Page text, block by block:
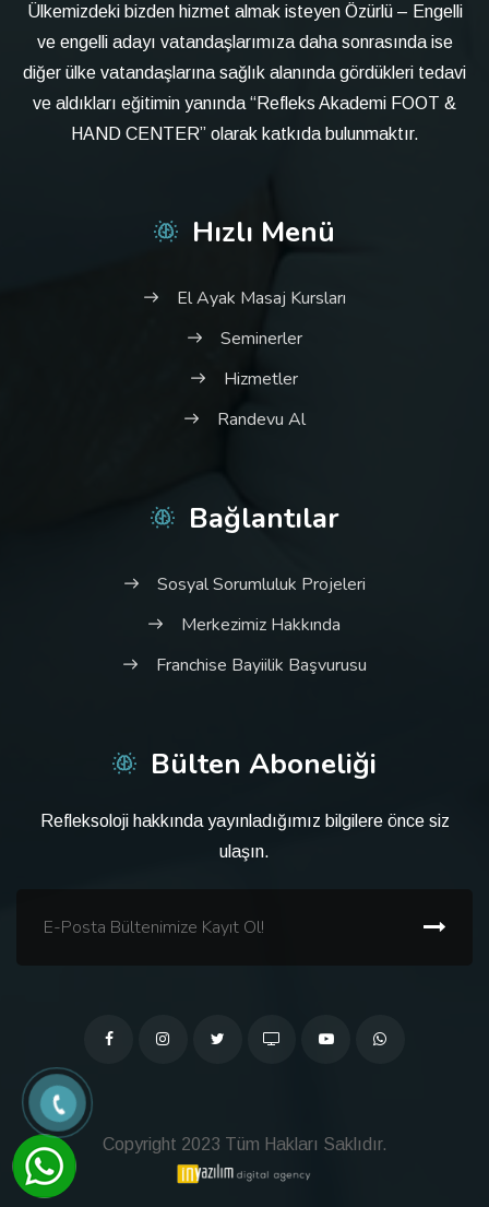
Ülkemizdeki bizden hizmet almak isteyen Özürlü – Engelli
ve engelli adayı vatandaşlarımıza daha sonrasında ise
diğer ülke vatandaşlarına sağlık alanında gördükleri tedavi
ve aldıkları eğitimin yanında “Refleks Akademi FOOT &
HAND CENTER” olarak katkıda bulunmaktır.
Hızlı Menü
El Ayak Masaj Kursları
Seminerler
Hizmetler
Randevu Al
Bağlantılar
Sosyal Sorumluluk Projeleri
Merkezimiz Hakkında
Franchise Bayiilik Başvurusu
Bülten Aboneliği
Refleksoloji hakkında yayınladığımız bilgilere önce siz
ulaşın.
Copyright 2023 Tüm Hakları Saklıdır.